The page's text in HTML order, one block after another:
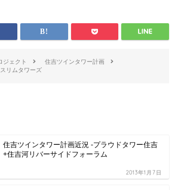
ジェクト
住吉ツインタワー計画
リムタワーズ
住吉ツインタワー計画近況 -プラウドタワー住吉
+住吉河リバーサイドフォーラム
2013年1月7日